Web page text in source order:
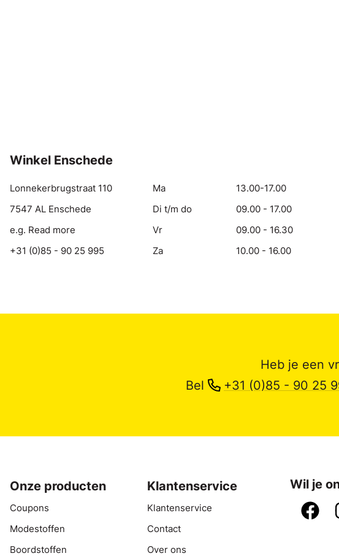
Winkel Enschede
Lonnekerbrugstraat 110
7547 AL Enschede
e.g. Read more
+31 (0)85 - 90 25 995
Ma
13.00-17.00
Di t/m do
09.00 - 17.00
Vr
09.00 - 16.30
Za
10.00 - 16.00
Heb je een
Bel
+31 (0)85 - 90 25
Onze producten
Coupons
Modestoffen
Boordstoffen
Klantenservice
Klantenservice
Contact
Over ons
Wil je